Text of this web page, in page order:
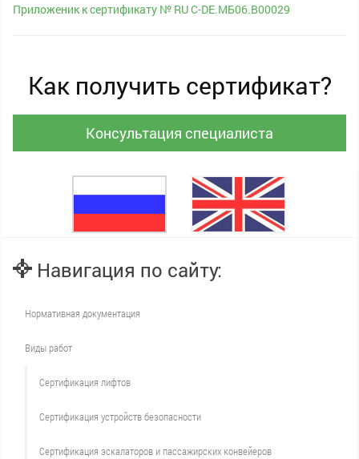
Приложеник к сертификату № RU С-DE.МБ06.В00029
Как получить сертификат?
Консультация специалиста
Навигация по сайту:
Нормативная документация
Виды работ
Сертификация лифтов
Сертификация устройств безопасности
Сертификация эскалаторов и пассажирских конвейеров